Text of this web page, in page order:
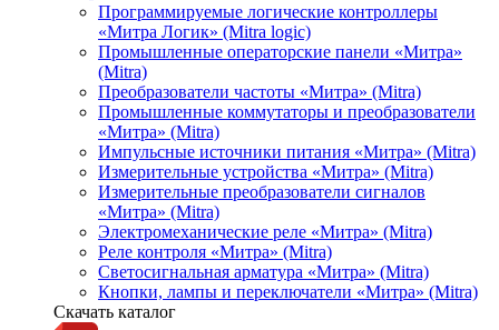
Программируемые логические контроллеры
«Митра Логик» (Mitra logic)
Промышленные операторские панели «Митра»
(Mitra)
Преобразователи частоты «Митра» (Mitra)
Промышленные коммутаторы и преобразователи
«Митра» (Mitra)
Импульсные источники питания «Митра» (Mitra)
Измерительные устройства «Митра» (Mitra)
Измерительные преобразователи сигналов
«Митра» (Mitra)
Электромеханические реле «Митра» (Mitra)
Реле контроля «Митра» (Mitra)
Светосигнальная арматура «Митра» (Mitra)
Кнопки, лампы и переключатели «Митра» (Mitra)
Скачать каталог